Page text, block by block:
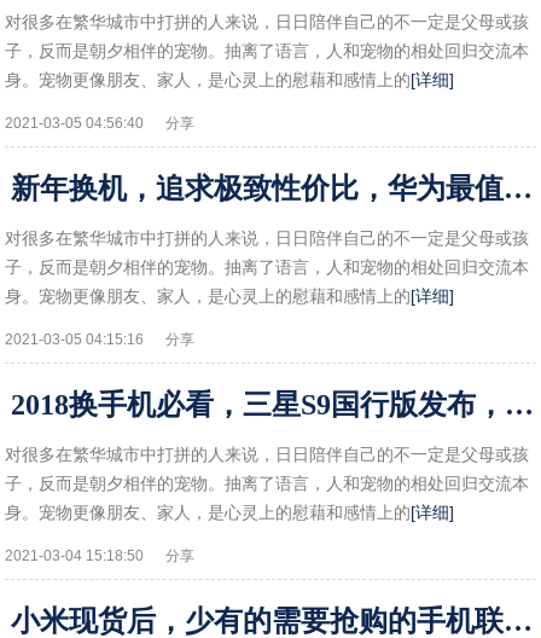
对很多在繁华城市中打拼的人来说，日日陪伴自己的不一定是父母或孩
子，反而是朝夕相伴的宠物。抽离了语言，人和宠物的相处回归交流本
身。宠物更像朋友、家人，是心灵上的慰藉和感情上的[详细]
2021-03-05 04:56:40 分享
新年换机，追求极致性价比，华为最值得购买的三款千元机!
对很多在繁华城市中打拼的人来说，日日陪伴自己的不一定是父母或孩
子，反而是朝夕相伴的宠物。抽离了语言，人和宠物的相处回归交流本
身。宠物更像朋友、家人，是心灵上的慰藉和感情上的[详细]
2021-03-05 04:15:16 分享
2018换手机必看，三星S9国行版发布，外观性能一样不输！!
对很多在繁华城市中打拼的人来说，日日陪伴自己的不一定是父母或孩
子，反而是朝夕相伴的宠物。抽离了语言，人和宠物的相处回归交流本
身。宠物更像朋友、家人，是心灵上的慰藉和感情上的[详细]
2021-03-04 15:18:50 分享
小米现货后，少有的需要抢购的手机联想ZUK Z1开箱!